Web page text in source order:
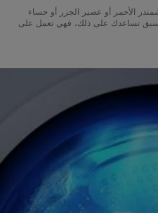
الأحمر أو عصير الجزر أو حساء
تساعدك على ذلك، فهي تعمل على